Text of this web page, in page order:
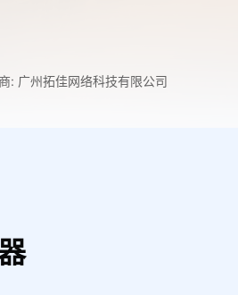
: 广州拓佳网络科技有限公司